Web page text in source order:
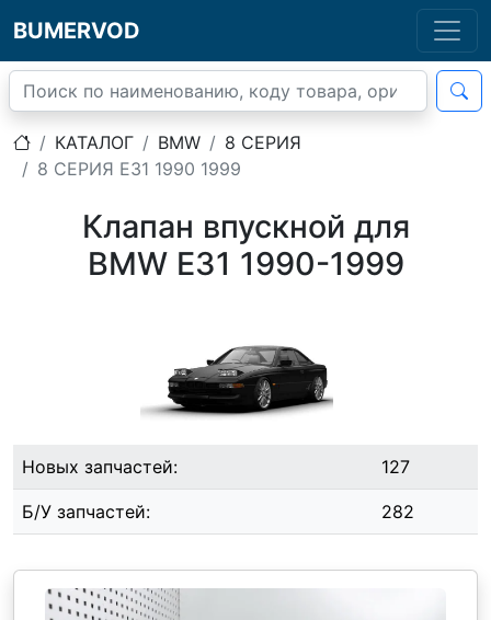
BUMERVOD
КАТАЛОГ BMW
8 СЕРИЯ
8 СЕРИЯ E31 1990 1999
Клапан впускной для
BMW E31 1990-1999
Новых запчастей: 127
Б/У запчастей: 282